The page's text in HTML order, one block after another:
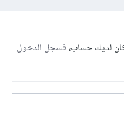
لديك حساب،فسجل الدخول